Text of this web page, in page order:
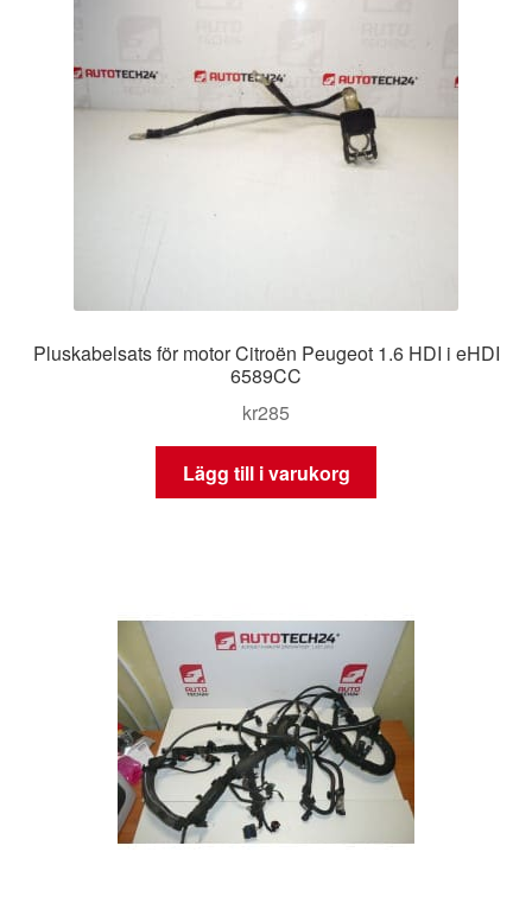
Pluskabelsats för motor Citroën Peugeot 1.6 HDI i eHDI
6589CC
kr285
Lägg till i varukorg